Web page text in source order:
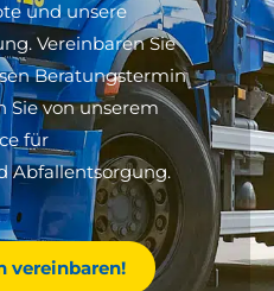
und unsere
Vereinbaren Sie
Beratungstermin
Sie von unserem
für
Abfallentsorgung.
vereinbaren!